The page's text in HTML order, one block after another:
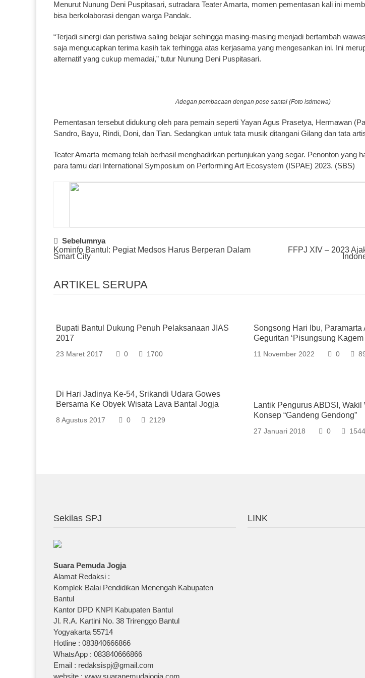
Menurut Nunung Deni Puspitasari, sutradara Teater Amarta, momen pementasan kali ini
bisa berkolaborasi dengan warga Pandak.
“Terjadi sinergi dan peristiwa saling belajar sehingga masing-masing menjadi bertambah
saja mengucapkan terima kasih tak terhingga atas kerjasama yang mengesankan ini. Ini
alternatif yang cukup memadai,” tutur Nunung Deni Puspitasari.
Adegan pembacaan dengan pose santai(Foto istimewa)
Pementasan tersebut didukung oleh para pemain seperti Yayan Agus Prasetya, Hermawan
Sandro, Bayu, Rindi, Doni, dan Tian. Sedangkan untuk tata musik ditangani Gilang dan tata
Teater Amarta memang telah berhasil menghadirkan pertunjukan yang segar. Penonton yang
para tamu dari International Symposium on Performing Art Ecosystem (ISPAE) 2023. (SBS)
Post
Navigation
Sebelumnya
Kominfo Bantul: Pegiat Medsos Harus Berperan Dalam
Smart City
FFPJ XIV – 2023
ARTIKEL SERUPA
Bupati Bantul Dukung Penuh Pelaksanaan JIAS
2017
23 Maret 2017 0 1700
Songsong Hari Ibu, Paramarta
Geguritan ‘Pisungsung Kagem
11 November 2022 0
Di Hari Jadinya Ke-54, Srikandi Udara Gowes
Bersama Ke Obyek Wisata Lava Bantal Jogja
8 Agustus 2017 0 2129
Lantik Pengurus ABDSI,
Konsep “Gandeng Gendong”
27 Januari 2018 0 1544
Sekilas SPJ
Suara Pemuda Jogja
Alamat Redaksi :
Komplek Balai Pendidikan Menengah Kabupaten
Bantul
Kantor DPD KNPI Kabupaten Bantul
Jl. R.A. Kartini No. 38 Trirenggo Bantul
Yogyakarta 55714
Hotline : 083840666866
WhatsApp : 083840666866
Email : redaksispj@gmail.com
website : www.suarapemudajogja.com
LINK